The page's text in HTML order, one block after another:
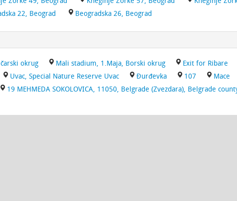
22, Beograd Beogradska 26, Beograd
okrug Mali stadium, 1.Maja, Borski okrug Exit for Ribare
Uvac, Special Nature Reserve Uvac Đurđevka 107 Mace
19 MEHMEDA SOKOLOVICA, 11050, Belgrade (Zvezdara), Belgrade